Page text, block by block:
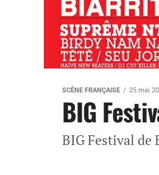
SCÈNE FRANÇAISE 25 mai
BIG
BIG Festival de